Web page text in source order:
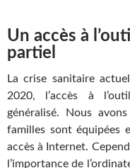
Un accès à
partiel
La crise sanitaire
2020, l’accès à
généralisé. Nous
familles sont équipées
accès à Internet.
l’importance de